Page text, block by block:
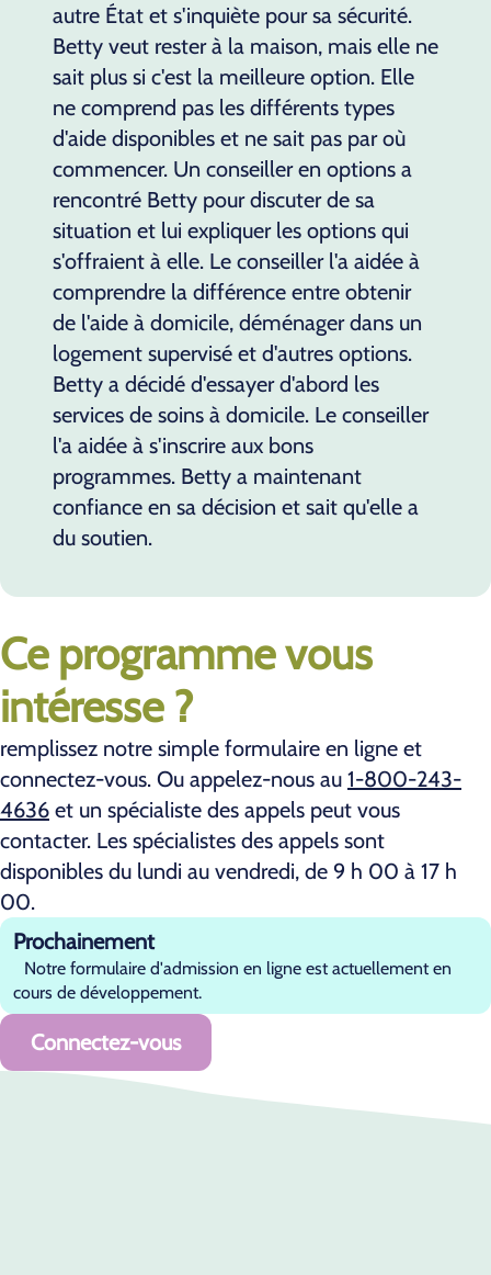
autre État et s'inquiète pour sa sécurité.
Betty veut rester à la maison, mais elle ne
sait plus si c'est la meilleure option. Elle
ne comprend pas les différents types
d'aide disponibles et ne sait pas par où
commencer. Un conseiller en options a
rencontré Betty pour discuter de sa
situation et lui expliquer les options qui
s'offraient à elle. Le conseiller l'a aidée à
comprendre la différence entre obtenir
de l'aide à domicile, déménager dans un
logement supervisé et d'autres options.
Betty a décidé d'essayer d'abord les
services de soins à domicile. Le conseiller
l'a aidée à s'inscrire aux bons
programmes. Betty a maintenant
confiance en sa décision et sait qu'elle a
du soutien.
Ce programme vous
intéresse ?
remplissez notre simple formulaire en ligne et
connectez-vous. Ou appelez-nous au 1-800-243-
4636 et un spécialiste des appels peut vous
contacter. Les spécialistes des appels sont
disponibles du lundi au vendredi, de 9 h 00 à 17 h
00.
Prochainement
Notre formulaire d'admission en ligne est actuellement en
cours de développement.
Connectez-vous